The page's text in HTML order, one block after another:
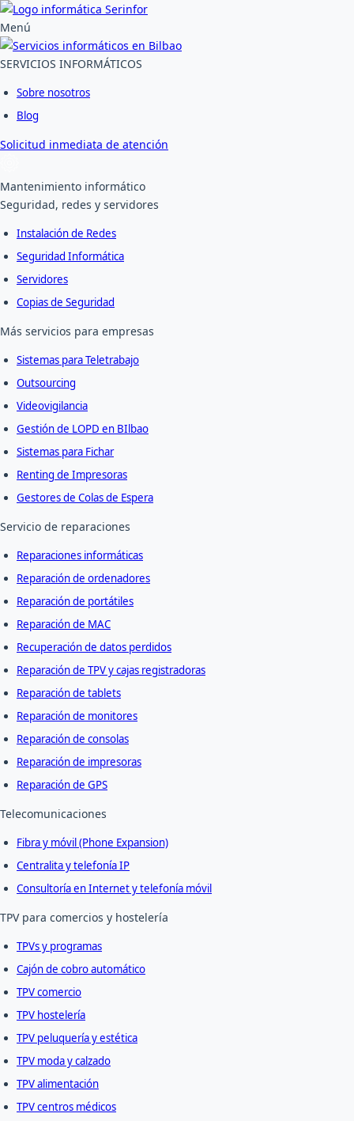
Ir
al
contenido
Menú
SERVICIOS INFORMÁTICOS
Sobre nosotros
Blog
Solicitud inmediata de atención
Mantenimiento informático
Seguridad, redes y servidores
Instalación de Redes
Seguridad Informática
Servidores
Copias de Seguridad
Más servicios para empresas
Sistemas para Teletrabajo
Outsourcing
Videovigilancia
Gestión de LOPD en BIlbao
Sistemas para Fichar
Renting de Impresoras
Gestores de Colas de Espera
Servicio de reparaciones
Reparaciones informáticas
Reparación de ordenadores
Reparación de portátiles
Reparación de MAC
Recuperación de datos perdidos
Reparación de TPV y cajas registradoras
Reparación de tablets
Reparación de monitores
Reparación de consolas
Reparación de impresoras
Reparación de GPS
Telecomunicaciones
Fibra y móvil (Phone Expansion)
Centralita y telefonía IP
Consultoría en Internet y telefonía móvil
TPV para comercios y hostelería
TPVs y programas
Cajón de cobro automático
TPV comercio
TPV hostelería
TPV peluquería y estética
TPV moda y calzado
TPV alimentación
TPV centros médicos